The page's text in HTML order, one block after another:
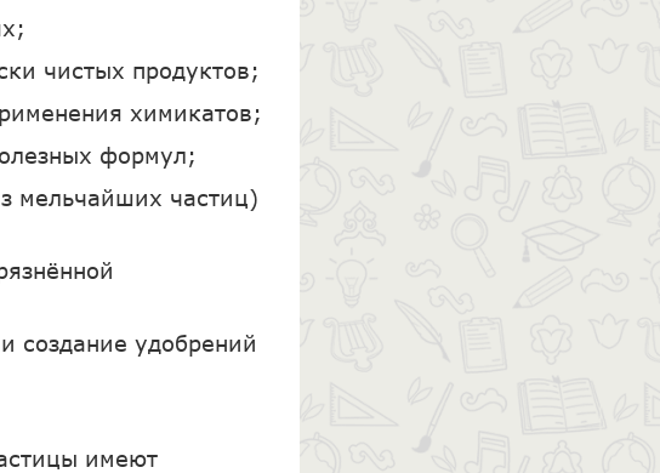
чистых продуктов;
химикатов;
формул;
мельчайших частиц)
создание удобрений
имеют